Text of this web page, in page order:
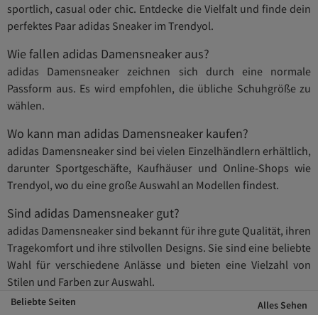
sportlich, casual oder chic. Entdecke die Vielfalt und finde dein
perfektes Paar adidas Sneaker im Trendyol.
Wie fallen adidas Damensneaker aus?
adidas Damensneaker zeichnen sich durch eine normale
Passform aus. Es wird empfohlen, die übliche Schuhgröße zu
wählen.
Wo kann man adidas Damensneaker kaufen?
adidas Damensneaker sind bei vielen Einzelhändlern erhältlich,
darunter Sportgeschäfte, Kaufhäuser und Online-Shops wie
Trendyol, wo du eine große Auswahl an Modellen findest.
Sind adidas Damensneaker gut?
adidas Damensneaker sind bekannt für ihre gute Qualität, ihren
Tragekomfort und ihre stilvollen Designs. Sie sind eine beliebte
Wahl für verschiedene Anlässe und bieten eine Vielzahl von
Stilen und Farben zur Auswahl.
Beliebte Seiten Alles Sehen